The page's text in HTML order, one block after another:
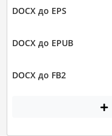
DOCX до EPS
DOCX до EPUB
DOCX до FB2